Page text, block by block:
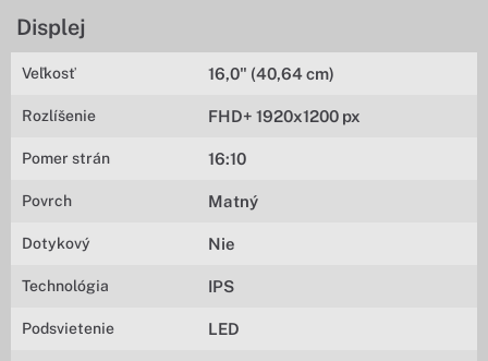
Displej
Veľkosť 16,0" (40,64 cm)
Rozlíšenie FHD+ 1920x1200 px
Pomer strán 16:10
Povrch Matný
Dotykový Nie
Technológia IPS
Podsvietenie LED